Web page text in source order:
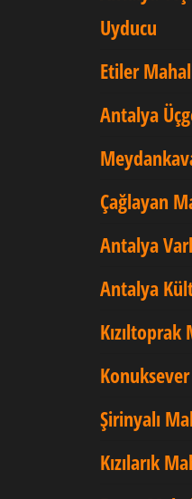
Uyducu
Etiler
Antalya
Çağlayan
Antalya
Antalya
Şirinyalı
Kızılarık